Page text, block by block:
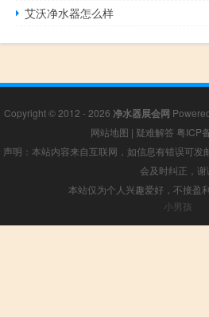
艾沃净水器怎么样
Copyright © 2012 - 2026 净水器展会网
网站地图 | 疑难解答 粤ICP
声明：本站内容来自互联网，如信息有错误可
会及时纠正，谢
本站仅为个人兴趣爱好，不接盈
小男孩